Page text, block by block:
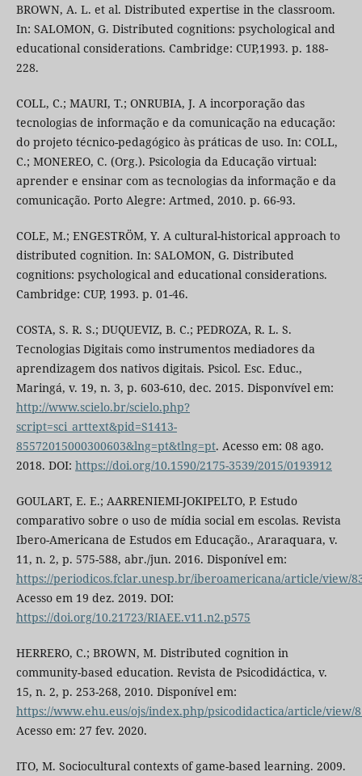
BROWN, A. L. et al. Distributed expertise in the classroom.
In: SALOMON, G. Distributed cognitions: psychological and
educational considerations. Cambridge: CUP,1993. p. 188-
228.
COLL, C.; MAURI, T.; ONRUBIA, J. A incorporação das
tecnologias de informação e da comunicação na educação:
do projeto técnico-pedagógico às práticas de uso. In: COLL,
C.; MONEREO, C. (Org.). Psicologia da Educação virtual:
aprender e ensinar com as tecnologias da informação e da
comunicação. Porto Alegre: Artmed, 2010. p. 66-93.
COLE, M.; ENGESTRÖM, Y. A cultural-historical approach to
distributed cognition. In: SALOMON, G. Distributed
cognitions: psychological and educational considerations.
Cambridge: CUP, 1993. p. 01-46.
COSTA, S. R. S.; DUQUEVIZ, B. C.; PEDROZA, R. L. S.
Tecnologias Digitais como instrumentos mediadores da
aprendizagem dos nativos digitais. Psicol. Esc. Educ.,
Maringá, v. 19, n. 3, p. 603-610, dec. 2015. Disponvível em:
http://www.scielo.br/scielo.php?
script=sci_arttext&pid=S1413-
85572015000300603&lng=pt&tlng=pt. Acesso em: 08 ago.
2018. DOI: https://doi.org/10.1590/2175-3539/2015/0193912
GOULART, E. E.; AARRENIEMI-JOKIPELTO, P. Estudo
comparativo sobre o uso de mídia social em escolas. Revista
Ibero-Americana de Estudos em Educação., Araraquara, v.
11, n. 2, p. 575-588, abr./jun. 2016. Disponível em:
https://periodicos.fclar.unesp.br/iberoamericana/article/view/
Acesso em 19 dez. 2019. DOI:
https://doi.org/10.21723/RIAEE.v11.n2.p575
HERRERO, C.; BROWN, M. Distributed cognition in
community-based education. Revista de Psicodidáctica, v.
15, n. 2, p. 253-268, 2010. Disponível em:
https://www.ehu.eus/ojs/index.php/psicodidactica/article/view/
Acesso em: 27 fev. 2020.
ITO, M. Sociocultural contexts of game-based learning. 2009.